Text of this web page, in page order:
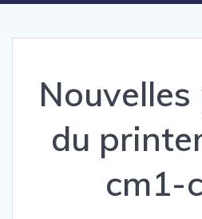
Nouvelles
du
cm1-